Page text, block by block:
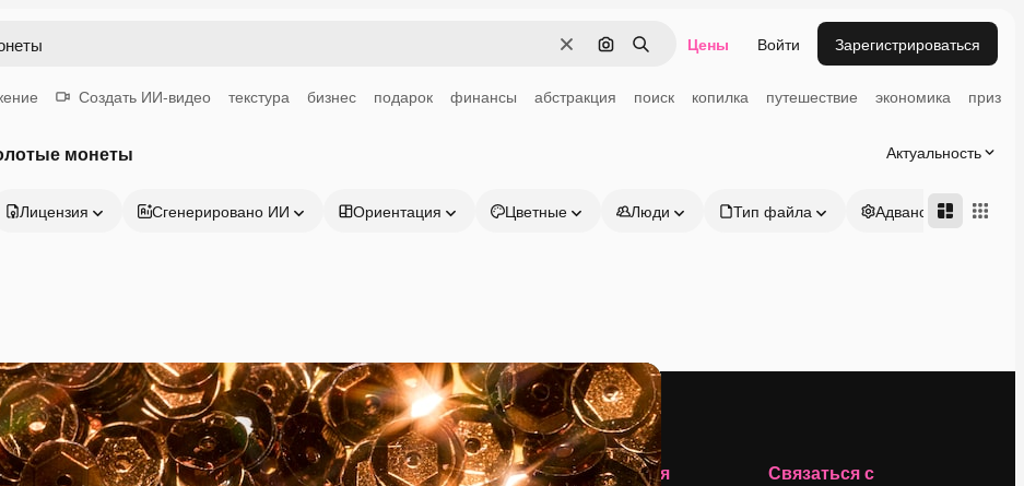
ОчиститьПоиск по изображению
Поиск Цены Войти Зарегистрироваться
Создать ИИ-видео текстура бизнес подарок финансы абстракция поиск копилка путешествие экономика приз
монеты Актуальность
Лицензия Сгенерировано ИИ Ориентация Цветные Люди Тип файла Адвансд
Продукция Начать Компания
Связаться с